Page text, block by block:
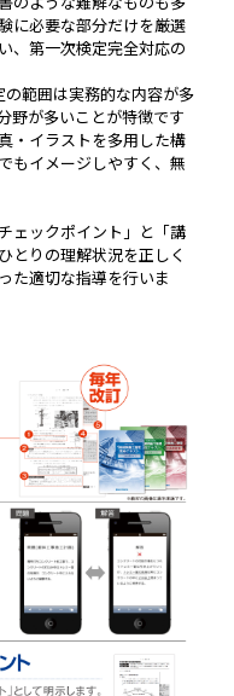
に必要な部分だけを厳選
、第一次検定完全対応の
範囲は実務的な内容が多
野が多いことが特徴です
・イラストを多用した構
もイメージしやすく、無
ェックポイント」と「講
とりの理解状況を正しく
た適切な指導を行いま